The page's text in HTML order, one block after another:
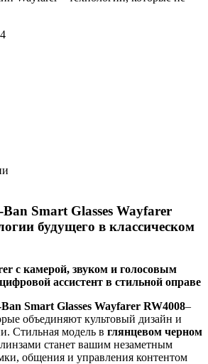
Smart Glasses Wayfarer
будущего в классическом
с камерой, звуком и голосовым
ассистент в стильной оправе
Smart Glasses Wayfarer RW4008–
объединяют культовый дизайн и
Стильная модель в глянцевом черном
станет вашим незаметным
общения и управления контентом